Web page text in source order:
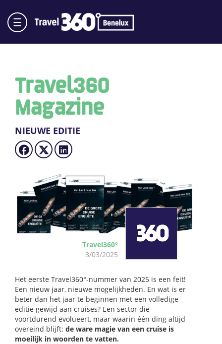
Travel360
Magazine
NIEUWE EDITIE
Travel360°
3/03/2025
Het eerste Travel360°-nummer van 2025 is een feit!
Een nieuw jaar, nieuwe mogelijkheden. En wat is er
beter dan het jaar te beginnen met een volledige
editie gewijd aan cruises? Een sector die
voortdurend evolueert, maar waarin één ding altijd
overeind blijft: de ware magie van een cruise is
moeilijk in woorden te vatten.